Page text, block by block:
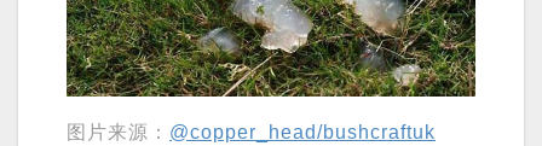
图片来源： @copper_head/bushcraftuk